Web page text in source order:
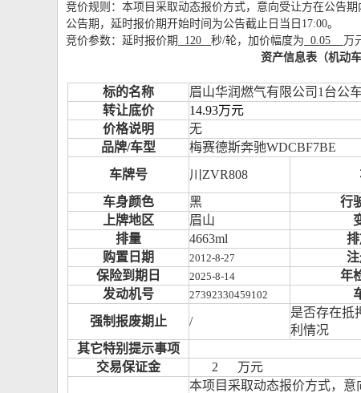
竞价规则：本项目采取动态报价方式，意向受让方在公告
公告期，延时报价期开始时间为公告截止日当日 17:00。
竞价参数：延时报价期 120 秒/轮，加价幅度为 0.05 万
资产信息表（机动车
标的名称 眉山华润燃气有限公司 1台公
转让底价
14.93万元
价格说明
无
品牌/车型 梅赛德斯奔驰WDCBF7BE
车牌号
川 ZVR808
车身颜色
黑 行
上牌地区 眉山
排量
4663ml
购置日期
2012-8-27
保险到期日 2025-8-14 年
发动机号 27392330459102
强制报废期止 /
是否存在抵
利情况
其它特别提示事项
交易保证金
2 万元
本项目采取动态报价方式，